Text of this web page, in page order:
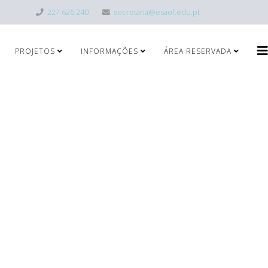
227 626 240 secretaria@esaof.edu.pt
PROJETOS INFORMAÇÕES ÁREA RESERVADA